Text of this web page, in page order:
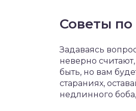
Советы
Задаваясь
неверно
быть, но вам
стараниях,
недлинного